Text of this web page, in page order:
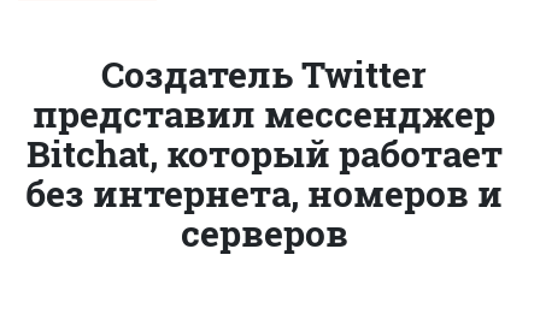
Создатель Twitter
представил мессенджер
Bitchat, который работает
без интернета, номеров и
серверов